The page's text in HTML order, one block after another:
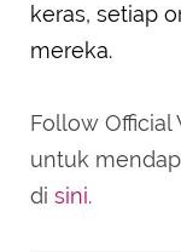
keras, setiap
mereka.
Follow Official
untuk
di sini.